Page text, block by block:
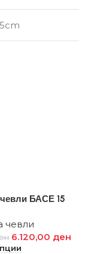
БАСЕ 15
чевли
6.120,00 ден